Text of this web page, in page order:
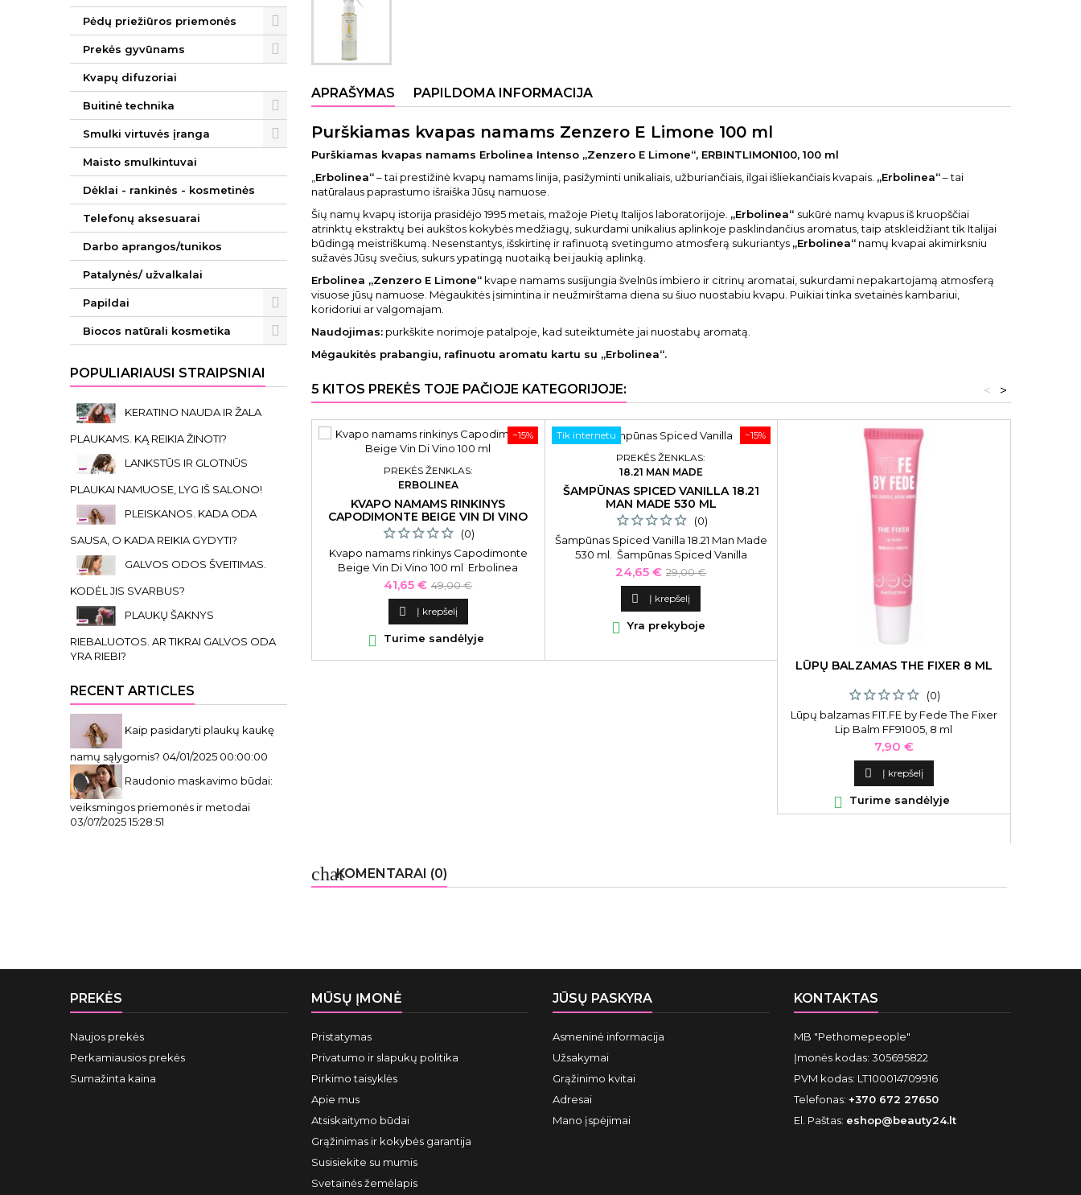
Pėdų priežiūros priemonės
Prekės gyvūnams
Kvapų difuzoriai
Buitinė technika
Smulki virtuvės įranga
Maisto smulkintuvai
Dėklai - rankinės - kosmetinės
Telefonų aksesuarai
Darbo aprangos/tunikos
Patalynės/ užvalkalai
Papildai
Biocos natūrali kosmetika
POPULIARIAUSI STRAIPSNIAI
KERATINO NAUDA IR ŽALA
PLAUKAMS. KĄ REIKIA ŽINOTI?
LANKSTŪS IR GLOTNŪS
PLAUKAI NAMUOSE, LYG IŠ SALONO!
PLEISKANOS. KADA ODA
SAUSA, O KADA REIKIA GYDYTI?
GALVOS ODOS ŠVEITIMAS.
KODĖL JIS SVARBUS?
PLAUKŲ ŠAKNYS
RIEBALUOTOS. AR TIKRAI GALVOS ODA
YRA RIEBI?
RECENT ARTICLES
Kaip pasidaryti plaukų kaukę
namų sąlygomis? 04/01/2025 00:00:00
Raudonio maskavimo būdai:
veiksmingos priemonės ir metodai
03/07/2025 15:28:51
APRAŠYMAS PAPILDOMA INFORMACIJA
Purškiamas kvapas namams Zenzero E Limone 100 ml
Purškiamas kvapas namams Erbolinea Intenso „Zenzero E Limone“, ERBINTLIMON100, 100 ml
Erbolinea“– tai prestižinė kvapų namams linija, pasižyminti unikaliais, užburiančiais, ilgai išliekančiais kvapais. „Erbolinea“– tai
natūralaus paprastumo išraiška Jūsų namuose.
Šių namų kvapų istorija prasidėjo 1995 metais, mažoje Pietų Italijos laboratorijoje. „Erbolinea“ sukūrė namų kvapus iš kruopščiai
atrinktų ekstraktų bei aukštos kokybės medžiagų, sukurdami unikalius aplinkoje pasklindančius aromatus, taip atskleidžiant tik Italijai
būdingą meistriškumą. Nesenstantys, išskirtinę ir rafinuotą svetingumo atmosferą sukuriantys „Erbolinea“ namų kvapai akimirksniu
sužavės Jūsų svečius, sukurs ypatingą nuotaiką bei jaukią aplinką.
Erbolinea „Zenzero E Limone“ kvape namams susijungia švelnūs imbiero ir citrinų aromatai, sukurdami nepakartojamą atmosferą
visuose jūsų namuose. Mėgaukitės įsimintina ir neužmirštama diena su šiuo nuostabiu kvapu. Puikiai tinka svetainės kambariui,
koridoriui ar valgomajam.
Naudojimas: purkškite norimoje patalpoje, kad suteiktumėte jai nuostabų aromatą.
Mėgaukitės prabangiu, rafinuotu aromatu kartu su „Erbolinea“.
5 KITOS PREKĖS TOJE PAČIOJE KATEGORIJOJE: >
<
−15%
PREKĖS ŽENKLAS:
ERBOLINEA
KVAPO NAMAMS RINKINYS
CAPODIMONTE BEIGE VIN DI VINO
100 ML
(0)
Kvapo namams rinkinys Capodimonte
Beige Vin Di Vino 100 ml Erbolinea
Prestige Capodimonte Beige Vin Di Vino
ERBBEIGE, 100 ml, su keraminiu indeliu
Kaina
41,65 € Bazinė
kaina
49,00 €
 Į krepšelį
 Turime sandėlyje
−15%
Tik internetu
PREKĖS ŽENKLAS:
18.21 MAN MADE
ŠAMPŪNAS SPICED VANILLA 18.21
MAN MADE 530 ML
(0)
Šampūnas Spiced Vanilla 18.21 Man Made
530 ml. Šampūnas Spiced Vanilla
- aukštos kokybės daugiafunkcinė
priemonė. Į ją įeina plaukus stiprinantis
šampūnas, prabangus kondicionierius
plaukams, bei nuostabiai kvepianti dušo
želė.
Kaina
24,65 € Bazinė
kaina
29,00 €
 Į krepšelį
 Yra prekyboje
LŪPŲ BALZAMAS THE FIXER 8 ML
(0)
Lūpų balzamas FIT.FE by Fede The Fixer
Lip Balm FF91005, 8 ml
Kaina
7,90 €
 Į krepšelį
 Turime sandėlyje
chatKOMENTARAI (0)
PREKĖS
Naujos prekės
Perkamiausios prekės
Sumažinta kaina
MŪSŲ ĮMONĖ
Pristatymas
Privatumo ir slapukų politika
Pirkimo taisyklės
Apie mus
Atsiskaitymo būdai
Grąžinimas ir kokybės garantija
Susisiekite su mumis
Svetainės žemėlapis
JŪSŲ PASKYRA
Asmeninė informacija
Užsakymai
Grąžinimo kvitai
Adresai
Mano įspėjimai
KONTAKTAS
MB "Pethomepeople"
Įmonės kodas: 305695822
PVM kodas: LT100014709916
Telefonas: +370 672 27650
El. Paštas: eshop@beauty24.lt